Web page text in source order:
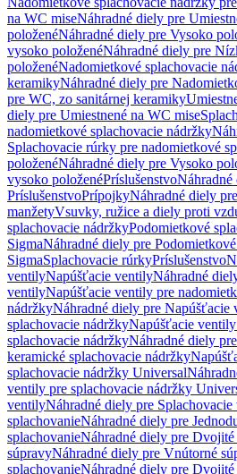
na WC miseNáhradné diely pre
položenéNáhradné diely pre Vysoko
vysoko položenéNáhradné diely pre
položenéNadomietkové splachovacie
keramikyNáhradné diely pre
pre WC, zo sanitárnej keramiky
diely pre Umiestnené na WC mise
nadomietkové splachovacie nádržky
Splachovacie rúrky pre nadomietkové
položenéNáhradné diely pre Vysoko
vysoko položenéPríslušenstvoNáhradné
PríslušenstvoPrípojkyNáhradné diely
manžetyVsuvky, ružice a diely proti
splachovacie nádržkyPodomietkové
SigmaNáhradné diely pre
SigmaSplachovacie rúrkyPríslušenstvo
ventilyNapúšťacie ventilyNáhradné
ventilyNapúšťacie ventily pre
nádržkyNáhradné diely pre Napúšťacie
splachovacie nádržkyNapúšťacie
splachovacie nádržkyNáhradné diely
keramické splachovacie nádržky
splachovacie nádržky Universal
ventily pre splachovacie nádržky
ventilyNáhradné diely pre
splachovanieNáhradné diely pre
splachovanieNáhradné diely pre Dvojité
súpravyNáhradné diely pre Vnútorné
splachovanieNáhradné diely pre Dvojité